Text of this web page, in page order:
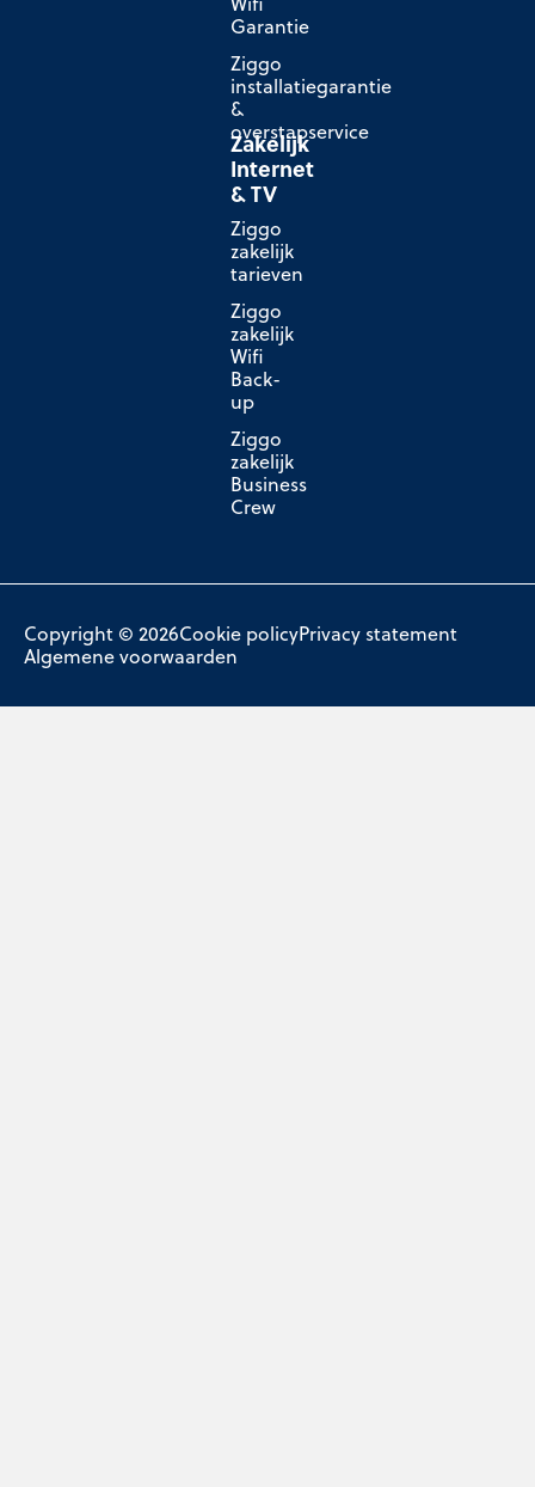
Garantie
Ziggo
installatiegarantie
&
overstapservice
Zakelijk
Internet
& TV
Ziggo
zakelijk
tarieven
Ziggo
zakelijk
Wifi
Back-
up
Ziggo
zakelijk
Business
Crew
Copyright © 2026Cookie policyPrivacy statement
Algemene voorwaarden